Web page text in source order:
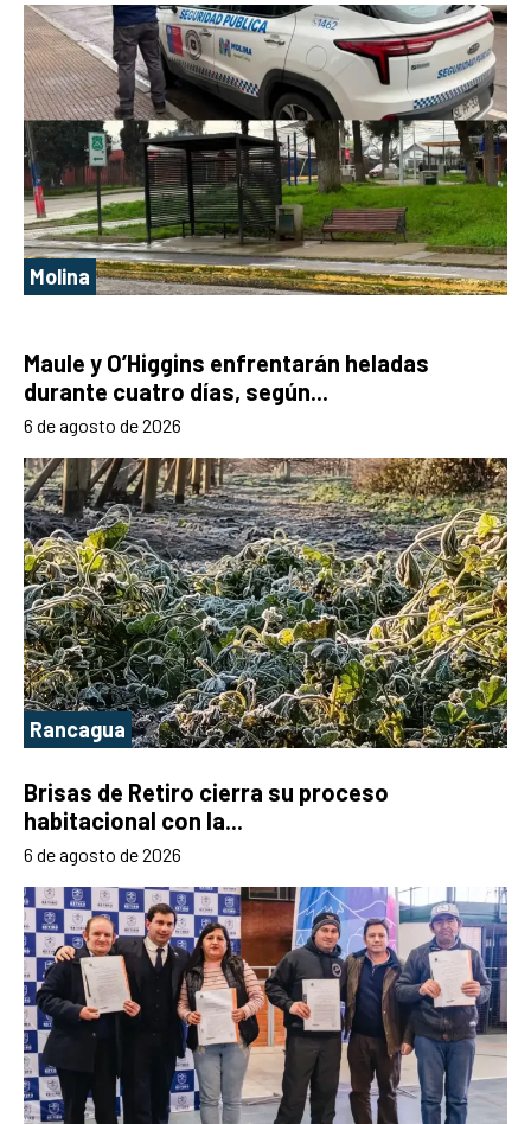
Molina
Maule y O’Higgins enfrentarán heladas
durante cuatro días, según...
6 de agosto de 2026
Rancagua
Brisas de Retiro cierra su proceso
habitacional con la...
6 de agosto de 2026